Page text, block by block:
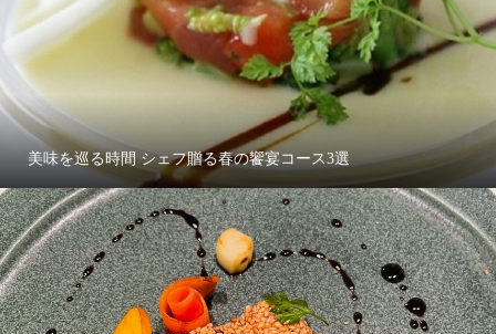
美味を巡る時間 シェフ贈る春の饗宴コース3選